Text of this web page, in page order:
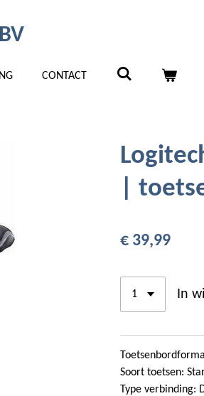
CONTACT
|
€ 39,99
In
Soort toetsen:
Type verbinding: